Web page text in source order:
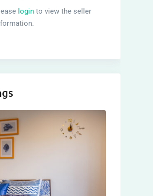
loginto view the seller